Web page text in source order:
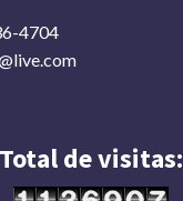
4704
Total de visitas: